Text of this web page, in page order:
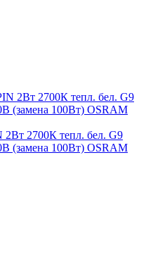
2Вт 2700К тепл. бел. G9
(замена 100Вт) OSRAM